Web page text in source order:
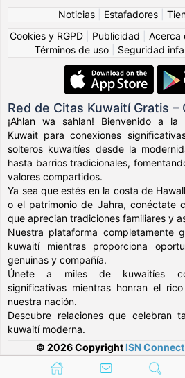
Noticias Estafadores
Cookies y RGPD
Publicidad Acerca
Términos de uso
Seguridad
Red de Citas Kuwaití Gratis
¡Ahlan wa sahlan! Bienvenido a
Kuwait para conexiones
solteros kuwaitíes desde la
hasta barrios tradicionales,
valores compartidos.
Ya sea que estés en la costa de
o el patrimonio de Jahra, conéctate
que aprecian tradiciones familiares y
Nuestra plataforma completamente
kuwaití mientras proporciona
genuinas y compañía.
Únete a miles de kuwaitíes
significativas mientras honran el
nuestra nación.
Descubre relaciones que celebran
kuwaití moderna.
© 2026 Copyright ISN Connect